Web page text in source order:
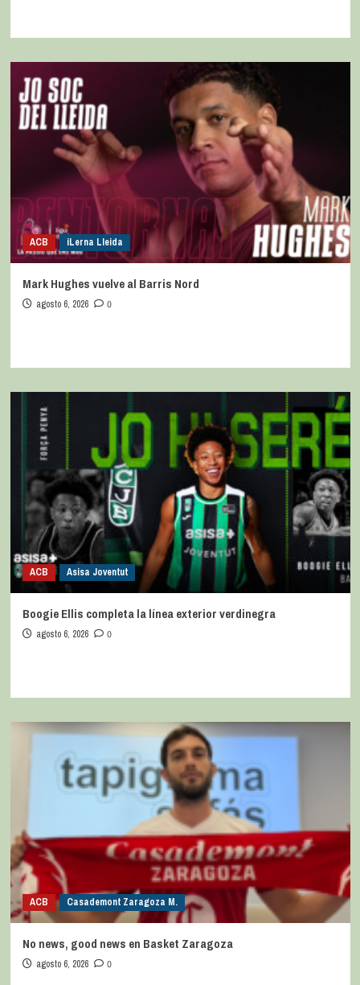
ACB iLerna Lleida
Mark Hughes vuelve al Barris Nord
agosto 6, 2026 0
ACB Asisa Joventut
Boogie Ellis completa la línea exterior verdinegra
agosto 6, 2026 0
ACB Casademont Zaragoza M.
No news, good news en Basket Zaragoza
agosto 6, 2026 0